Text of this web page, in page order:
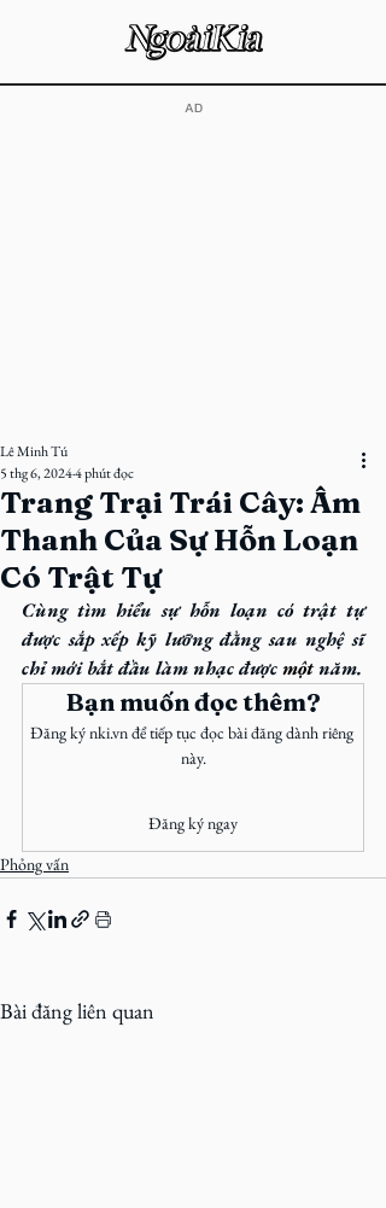
​AD
Trang Trại Trái Cây: Âm
Thanh Của Sự Hỗn Loạn
Có Trật Tự
Lê Minh Tú
5 thg 6, 20244 phút đọc
Cùng tìm hiểu sự hỗn loạn có trật tự
được sắp xếp kỹ lưỡng đằng sau nghệ sĩ
chỉ mới bắt đầu làm nhạc được một năm.
Bạn muốn đọc thêm?
Đăng ký nki.vn để tiếp tục đọc bài đăng dành riêng
này.
Đăng ký ngay
Phỏng vấn
Bài đăng liên quan